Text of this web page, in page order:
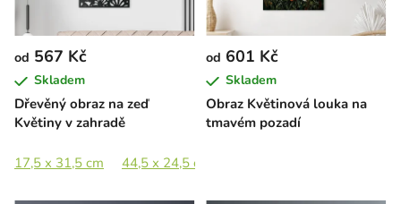
Dřevěný obraz na zeď
Květiny v zahradě
od 567 Kč
Skladem
17,5 x 31,5 cm 44,5 x 24,5 cm
Obraz Květinová louka na
tmavém pozadí
od 601 Kč
Skladem